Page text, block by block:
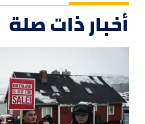
أخبار ذات صلة